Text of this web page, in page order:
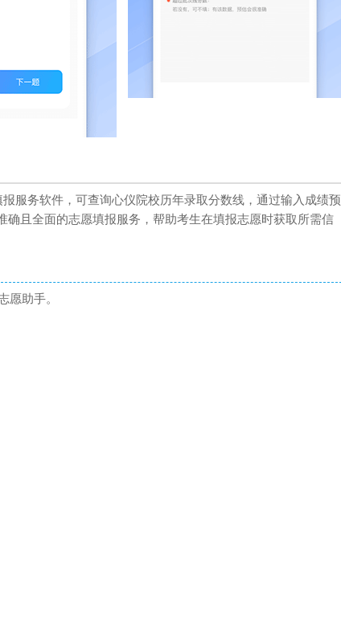
服务软件，可查询心仪院校历年录取分数线，通过输入成绩预
且全面的志愿填报服务，帮助考生在填报志愿时获取所需信
愿助手。